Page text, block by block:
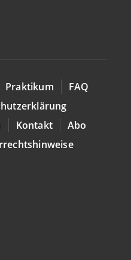
Praktikum
FAQ
Kontakt
Abo